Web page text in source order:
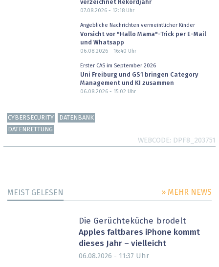
verzeichnet Rekordjahr
07.08.2026 - 12:18Uhr
Angebliche Nachrichten vermeintlicher Kinder
Vorsicht vor "Hallo Mama"-Trick per E-Mail
und Whatsapp
06.08.2026 - 16:40 Uhr
Erster CAS im September 2026
Uni Freiburg und GS1 bringen Category
Management und KI zusammen
06.08.2026 - 15:02 Uhr
CYBERSECURITY
DATENBANK
DATENRETTUNG
WEBCODE DPF8_203751
MEIST GELESEN » MEHR NEWS
Die Gerüchteküche brodelt
Apples faltbares iPhone kommt
dieses Jahr – vielleicht
06.08.2026 - 11:37 Uhr